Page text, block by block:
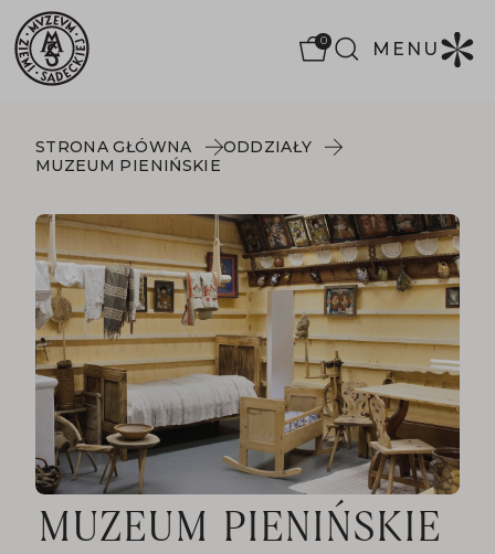
0 MENU
STRONA GŁÓWNA
ODDZIAŁY
MUZEUM PIENIŃSKIE
MUZEUM PIENIŃSKIE